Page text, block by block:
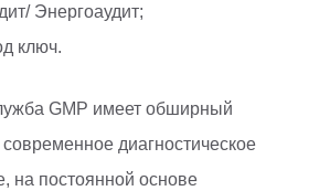
Энергоаудит;
ключ.
GMP имеет обширный
диагностическое
на постоянной основе